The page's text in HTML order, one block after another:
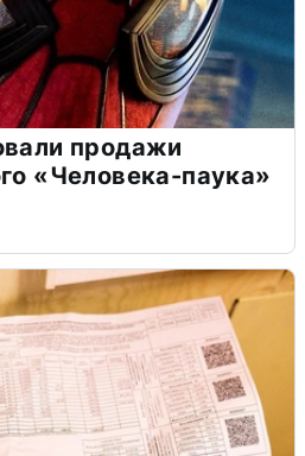
продажи
«Человека-паука»